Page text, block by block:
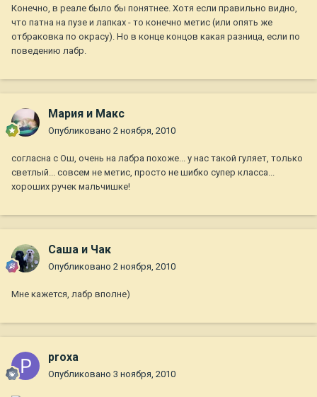
Конечно, в реале было бы понятнее. Хотя если правильно видно,
что патна на пузе и лапках - то конечно метис (или опять же
отбраковка по окрасу). Но в конце концов какая разница, если по
поведению лабр.
Мария и Макс
Опубликовано 2 ноября, 2010
согласна с Ош, очень на лабра похоже... у нас такой гуляет, только
светлый... совсем не метис, просто не шибко супер класса...
хороших ручек мальчишке!
Саша и Чак
Опубликовано 2 ноября, 2010
Мне кажется, лабр вполне)
proxa
Опубликовано 3 ноября, 2010